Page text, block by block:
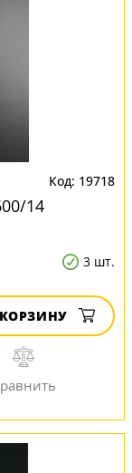
19718
14
3 шт.